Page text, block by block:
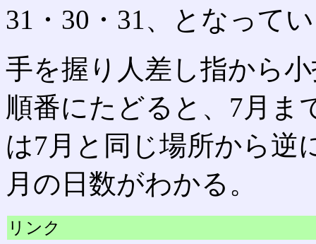
31・30・31、となって
手を握り人差し指から
順番にたどると、7月ま
は7月と同じ場所から逆
月の日数がわかる。
リンク